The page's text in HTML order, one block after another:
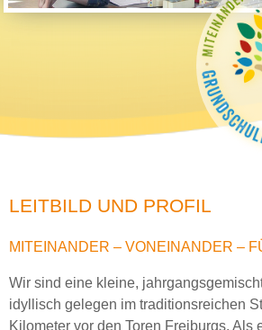
LEITBILD UND PROFIL
MITEINANDER – VONEINANDER –
Wir sind eine kleine,
idyllisch gelegen im traditionsreichen
Kilometer vor den Toren Freiburgs. Als